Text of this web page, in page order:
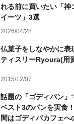
れる前に買いたい「神
イーツ」3選
2026/04/28
仏菓子をしなやかに表
ティスリーRyoura(用
2015/12/07
話題の「ゴディパン」
ベスト3のパンを実食
間はゴディバカフェへ